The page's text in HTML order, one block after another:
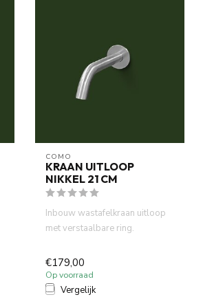
COMO
KRAAN UITLOOP
NIKKEL 21 CM
Inbouw wastafelkraan uitloop
met verstaalbare ring.
€179,00
Op voorraad
Vergelijk